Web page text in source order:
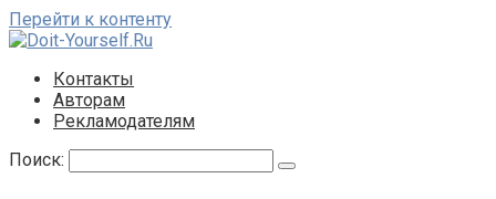
Перейти к контенту
Контакты
Авторам
Рекламодателям
Поиск: